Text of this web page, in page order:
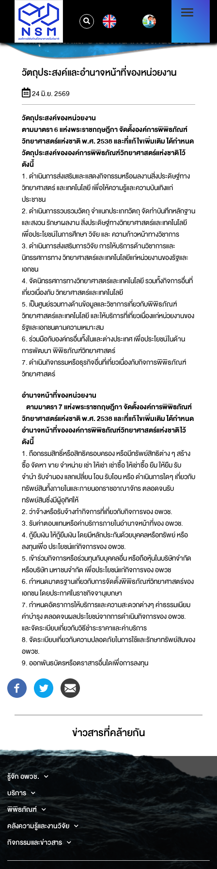
วัตถุประสงค์และอำนาจหน้าที่ของหน่วยงาน
วัตถุประสงค์และอำนาจหน้าที่ของหน่วยงาน
24 มิ.ย. 2569
วัตถุประสงค์ของหน่วยงาน
ตามมาตรา 6 แห่งพระราชกฤษฎีกา จัดตั้งองค์การพิพิธภัณฑ์
วิทยาศาสตร์แห่งชาติ พ.ศ. 2538 และที่แก้ไขเพิ่มเติม ได้กำหนด
วัตถุประสงค์ขององค์การพิพิธภัณฑ์วิทยาศาสตร์แห่งชาติไว้
ดังนี้
1. ดำเนินการส่งเสริมและแสดงกิจกรรมหรือผลงานสิ่งประดิษฐ์ทาง
วิทยาศาสตร์ และเทคโนโลยี เพื่อให้ความรู้และความบันเทิงแก่
ประชาชน
2. ดำเนินการรวบรวมวัตถุ จำแนกประเภทวัตถุ จัดทำบันทึกหลักฐาน
และสงวน รักษาผลงาน สิ่งประดิษฐ์ทางวิทยาศาสตร์และเทคโนโลยี
เพื่อประโยชน์ในการศึกษา วิจัย และ ความก้าวหน้าทางวิชาการ
3. ดำเนินการส่งเสริมการวิจัย การให้บริการด้านวิชาการและ
นิทรรศการทาง วิทยาศาสตร์และเทคโนโลยีแก่หน่วยงานของรัฐและ
เอกชน
4. จัดนิทรรศการทางวิทยาศาสตร์และเทคโนโลยี รวมทั้งกิจการอื่นที่
เกี่ยวเนื่องกับ วิทยาศาสตร์และเทคโนโลยี
5. เป็นศูนย์รวมทางด้านข้อมูลและวิชาการเกี่ยวกับพิพิธภัณฑ์
วิทยาศาสตร์และเทคโนโลยี และให้บริการที่เกี่ยวเนื่องแก่หน่วยงานของ
รัฐและเอกชนตามความเหมาะสม
6. ร่วมมือกับองค์กรอื่นทั้งในและต่างประเทศ เพื่อประโยชน์ในด้าน
การพัฒนา พิพิธภัณฑ์วิทยาศาสตร์
7. ดำเนินกิจกรรมหรือธุรกิจอื่นที่เกี่ยวเนื่องกับกิจการพิพิธภัณฑ์
วิทยาศาสตร์
อำนาจหน้าที่ของหน่วยงาน
ตามมาตรา 7 แห่งพระราชกฤษฎีกา จัดตั้งองค์การพิพิธภัณฑ์
วิทยาศาสตร์แห่งชาติ พ.ศ. 2538 และที่แก้ไขเพิ่มเติม ได้กำหนด
อำนาจหน้าที่ขององค์การพิพิธภัณฑ์วิทยาศาสตร์แห่งชาติไว้
ดังนี้
1. ถือกรรมสิทธิ์หรือสิทธิครอบครอง หรือมีทรัพย์สิทธิต่าง ๆ สร้าง
ซื้อ จัดหา ขาย จำหน่าย เช่า ให้เช่า เช่าซื้อ ให้เช่าซื้อ ยืม ให้ยืม รับ
จำนำ รับจำนอง แลกเปลี่ยน โอน รับโอน หรือ ดำเนินการใดๆ เกี่ยวกับ
ทรัพย์สินทั้งภายในและภายนอกราชอาณาจักร ตลอดจนรับ
ทรัพย์สินซึ่งมีผู้อุทิศให้
2. ว่าจ้างหรือรับจ้างทำกิจการที่เกี่ยวกับกิจการของ อพวช.
3. รับค่าตอบแทนหรือค่าบริการภายในอำนาจหน้าที่ของ อพวช.
4. กู้ยืมเงิน ให้กู้ยืมเงิน โดยมีหลักประกันด้วยบุคคลหรือทรัพย์ หรือ
ลงทุนเพื่อ ประโยชน์แก่กิจการของ อพวช.
5. เข้าร่วมกิจการหรือร่วมทุนกับบุคคลอื่น หรือถือหุ้นในบริษัทจำกัด
หรือบริษัท มหาชนจำกัด เพื่อประโยชน์แก่กิจการของ อพวช
6. กำหนดมาตรฐานเกี่ยวกับการจัดตั้งพิพิธภัณฑ์วิทยาศาสตร์ของ
เอกชน โดยประกาศในราชกิจจานุเบกษา
7. กำหนดอัตราการให้บริการและความสะดวกต่างๆ ค่าธรรมเนียม
ค่าบำรุง ตลอดจนผลประโยชน์จากการดำเนินกิจการของ อพวช.
และจัดระเบียบเกี่ยวกับวิธีชำระราคาและค่าบริการ
8. จัดระเบียบเกี่ยวกับความปลอดภัยในการใช้และรักษาทรัพย์สินของ
อพวช.
9. ออกพันธบัตรหรือตราสารอื่นใดเพื่อการลงทุน
ข่าวสารที่่คล้ายกัน
รู้จัก อพวช.
บริการ
พิพิธภัณฑ์
คลังความรู้และงานวิจัย
กิจกรรมและข่าวสาร